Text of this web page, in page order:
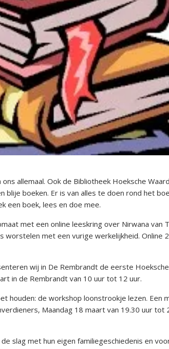
allemaal. Ook de Bibliotheek Hoeksche
boeken. Er is van alles te doen rond het
een boek, lees en doe mee.
met een online leeskring over Nirwana van
worstelen met een vurige werkelijkheid. Online
wij in De Rembrandt de eerste
in de Rembrandt van 10 uur tot 12 uur.
houden: de workshop loonstrookje lezen. Een
Maandag 18 maart van 19.30 uur tot
slag met hun eigen familiegeschiedenis en